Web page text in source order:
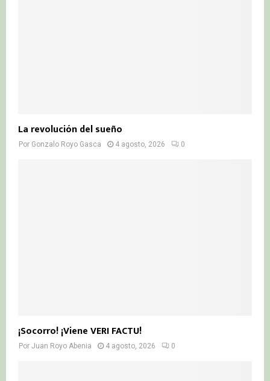
La revolución del sueño
Por Gonzalo Royo Gasca 4 agosto, 2026 0
¡Socorro! ¡Viene VERI FACTU!
Por Juan Royo Abenia 4 agosto, 2026 0